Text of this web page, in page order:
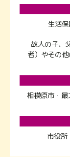
生活
故人の子、
者）やその
相模原市・
市役所